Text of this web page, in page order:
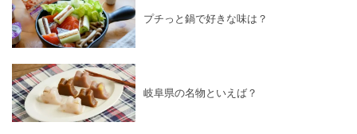
プチっと鍋で好きな味は？
岐阜県の名物といえば？